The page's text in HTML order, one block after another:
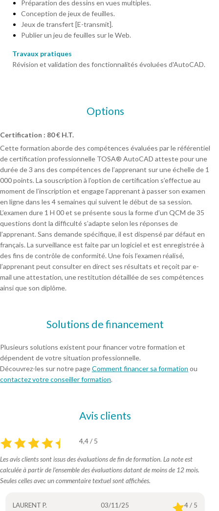
Préparation des dessins en vues multiples.
Conception de jeux de feuilles.
Jeux de transfert [E-transmit].
Publier un jeu de feuilles sur le Web.
Travaux pratiques
Révision et validation des fonctionnalités évoluées d'AutoCAD.
Options
Certification : 80 € H.T.
Cette formation aborde des compétences évaluées par le référentiel
de certification professionnelle TOSA® AutoCAD atteste pour une
durée de 3 ans des compétences de l’apprenant sur une échelle de 1
000 points. La souscription à l’option de certification s’effectue au
moment de l’inscription et engage l’apprenant à passer son examen
en ligne dans les 4 semaines qui suivent le début de sa session.
L’examen dure 1 H 00 et se présente sous la forme d’un QCM de 35
questions dont la difficulté s’adapte selon les réponses de
l’apprenant. Sans demande spécifique, il est dispensé par défaut en
français. La surveillance est faite par un logiciel et est enregistrée à
des fins de contrôle de conformité. Une fois l’examen réalisé,
l’apprenant peut consulter en direct ses résultats et reçoit par e-
mail une attestation, une restitution détaillée de ses compétences
ainsi que son diplôme.
Solutions de financement
Plusieurs solutions existent pour financer votre formation et
dépendent de votre situation professionnelle.
Découvrez-les sur notre pageComment financer sa formation ou
contactez votre conseiller formation.
Avis clients
4,4 / 5
Les avis clients sont issus des évaluations de fin de formation. La note est
calculée à partir de l’ensemble des évaluations datant de moins de 12 mois.
Seules celles avec un commentaire textuel sont affichées.
LAURENT P. 03/11/25
4 / 5